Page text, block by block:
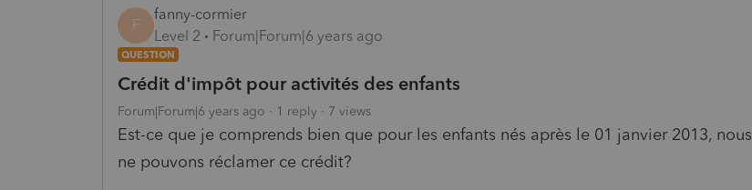
F
fanny-cormier
Level 2
Forum|Forum|6 years ago
QUESTION
Crédit d'impôt pour activités des enfants
Forum|Forum|6 years ago 1 reply 7 views
Est-ce que je comprends bien que pour les enfants nés après le 01 janvier 2013, nous
ne pouvons réclamer ce crédit?